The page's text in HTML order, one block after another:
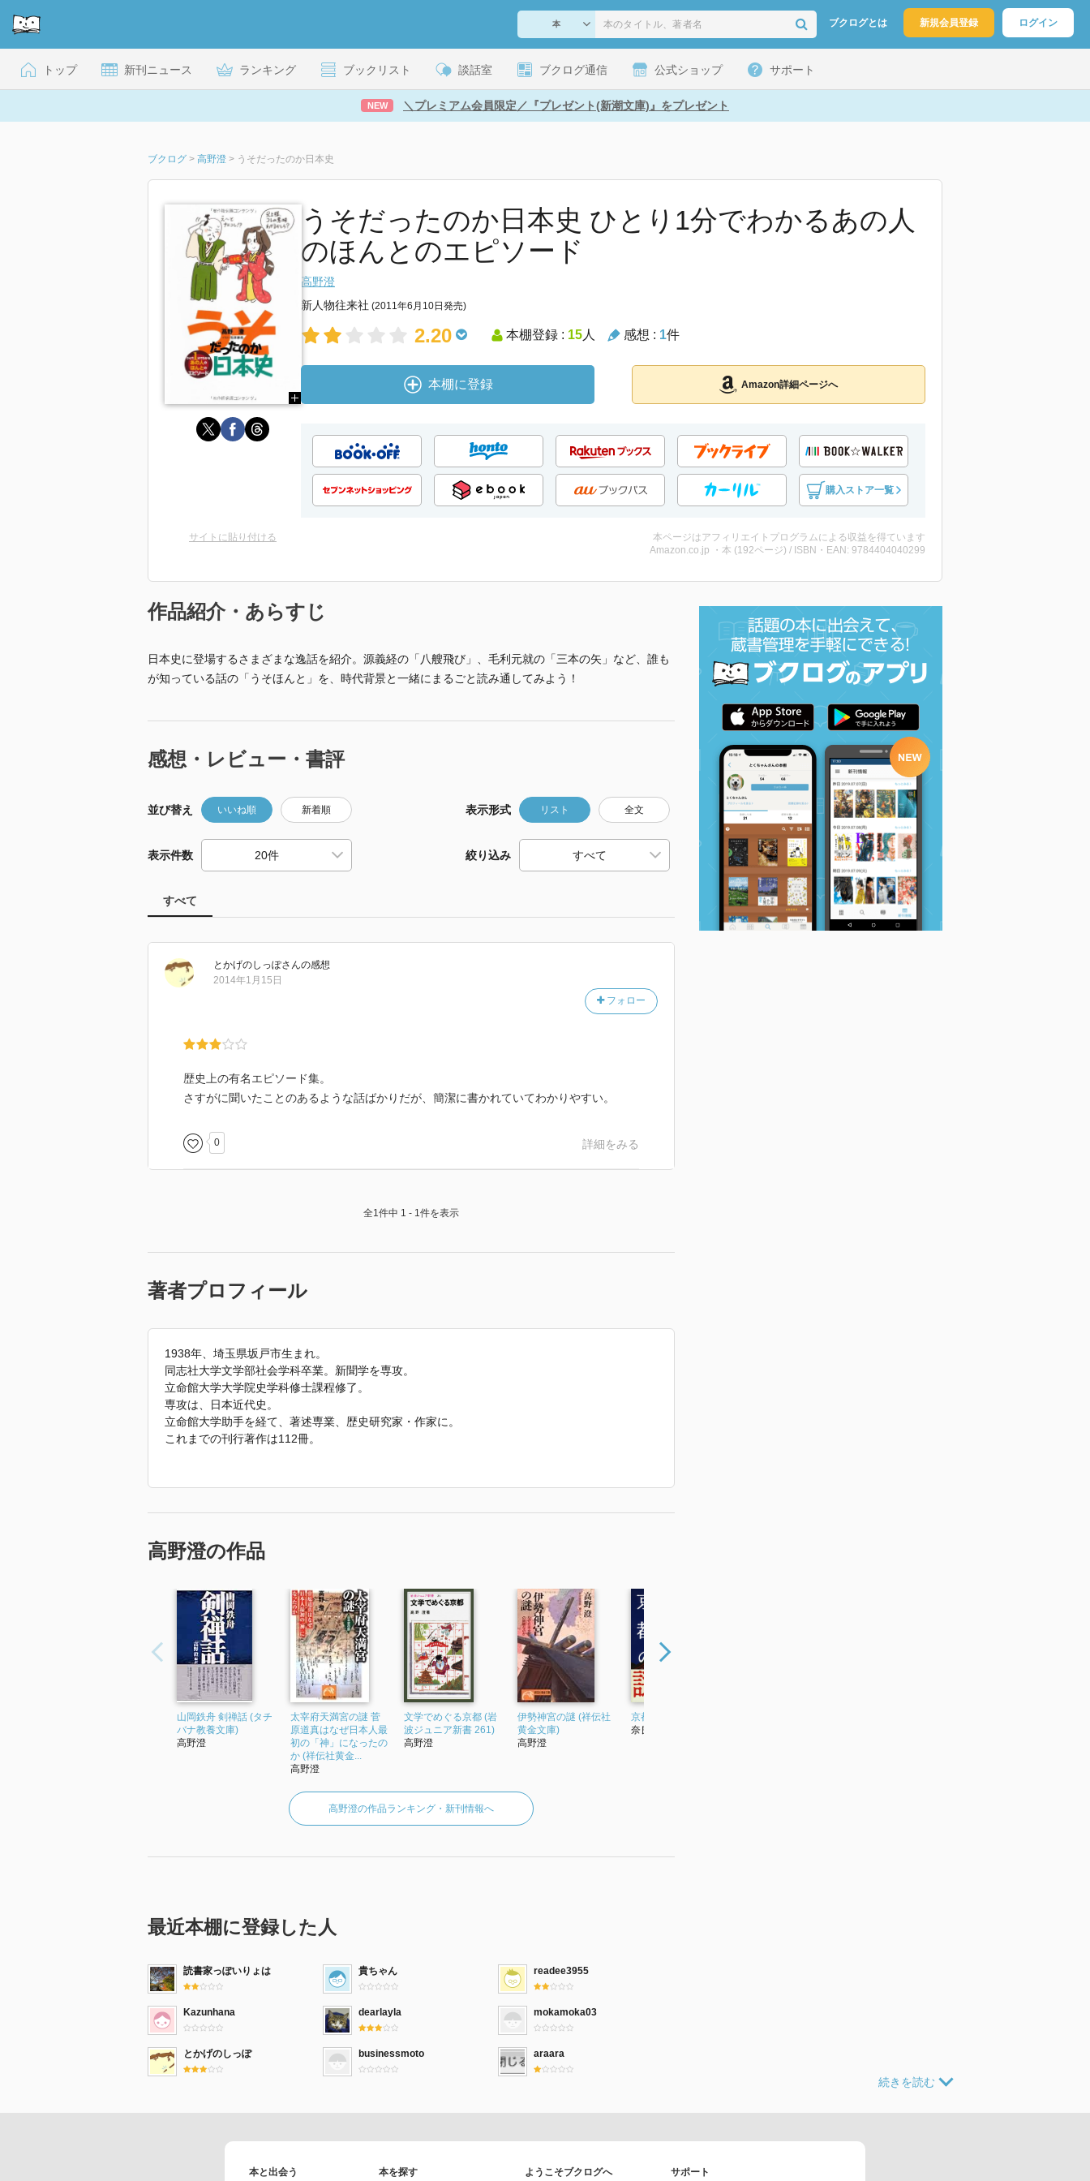
ブクログとは 新規会員登録 ログイン
トップ 新刊ニュース ランキング ブックリスト 談話室 ブクログ通信 公式ショップ サポート
NEW ＼プレミアム会員限定／『プレゼント(新潮文庫)』をプレゼント
ブクログ > 高野澄 > うそだったのか日本史
うそだったのか日本史 ひとり1分でわかるあの人
のほんとのエピソード
高野澄
新人物往来社 (2011年6月10日発売)
2.20 本棚登録 : 15人 感想 : 1件
本棚に登録 Amazon詳細ページへ
購入ストア一覧
サイトに貼り付ける
本ページはアフィリエイトプログラムによる収益を得ています
Amazon.co.jp ・本 (192ページ) / ISBN・EAN: 9784404040299
作品紹介・あらすじ
日本史に登場するさまざまな逸話を紹介。源義経の「八艘飛び」、毛利元就の「三本の矢」など、誰も
が知っている話の「うそほんと」を、時代背景と一緒にまるごと読み通してみよう！
感想・レビュー・書評
並び替え いいね順 新着順 表示形式 リスト 全文
表示件数 絞り込み
すべて
とかげのしっぽさんの感想
フォロー
2014年1月15日
歴史上の有名エピソード集。
さすがに聞いたことのあるような話ばかりだが、簡潔に書かれていてわかりやすい。
0 詳細をみる
全1件中 1 - 1件を表示
著者プロフィール
1938年、埼玉県坂戸市生まれ。
同志社大学文学部社会学科卒業。新聞学を専攻。
立命館大学大学院史学科修士課程修了。
専攻は、日本近代史。
立命館大学助手を経て、著述専業、歴史研究家・作家に。
これまでの刊行著作は112冊。
『徳川慶喜 近代日本の演出者』（NHKブックス）
『風狂のひと 辻潤 尺八と宇宙の音とダダの海』（人文書館）
『オイッチニーのサン 「日本映画の父」マキノ省三ものがたり』（PHP研究所）
『文学でめぐる京都』（岩波ジュニア新書）
（復刊タイトル『古典と名作で歩く本物の京都』）
『大杉 栄』（清水書院）
『連作 後白河法皇【上】 王朝活劇 歌の声』
『連作 後白河法皇【中】 大原寂光院 亡魂慰霊の鐘の音』（人文書館）など。
「2020年 『阿波内侍から島倉千代子へ 祈りの響き』 で使われていた紹介文から引用していま
す。」
高野澄の作品
山岡鉄舟 剣禅話 (タチ
バナ教養文庫)
高野澄
太宰府天満宮の謎 菅
原道真はなぜ日本人最
初の「神」になったの
か (祥伝社黄金...
高野澄
文学でめぐる京都 (岩
波ジュニア新書 261)
高野澄
伊勢神宮の謎 (祥伝社
黄金文庫)
高野澄
京都の謎
奈良本辰也
高野澄の作品ランキング・新刊情報へ
最近本棚に登録した人
読書家っぽいりょは 貴ちゃん readee3955
Kazunhana dearlayla mokamoka03
とかげのしっぽ businessmoto araara
本と出会う 本を探す ようこそブクログへ サポート